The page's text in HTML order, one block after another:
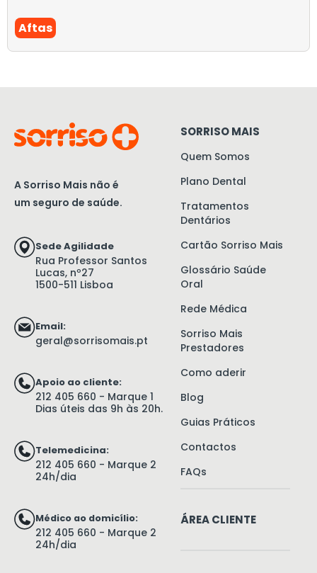
Aftas
A Sorriso Mais não é
um seguro de saúde.
Sede Agilidade
Rua Professor Santos
Lucas, nº27
1500-511 Lisboa
Email:
geral@sorrisomais.pt
Apoio ao cliente:
212 405 660 - Marque 1
Dias úteis das 9h às 20h.
Telemedicina:
212 405 660 - Marque 2
24h/dia
Médico ao domicílio:
212 405 660 - Marque 2
24h/dia
SORRISO MAIS
Quem Somos
Plano Dental
Tratamentos
Dentários
Cartão Sorriso Mais
Glossário Saúde
Oral
Rede Médica
Sorriso Mais
Prestadores
Como aderir
Blog
Guias Práticos
Contactos
FAQs
ÁREA CLIENTE